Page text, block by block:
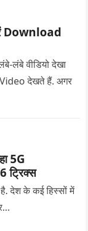
Download
लंबे वीडियो देखा
देखते हैं. अगर
5G
ट्रिक्स
देश के कई हिस्सों में